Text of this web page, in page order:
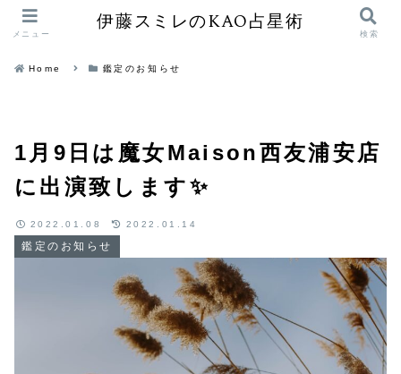
Home 鑑定のお知らせ
1月9日は魔女Maison西友浦安店
に出演致します✨
鑑定のお知らせ
2022.01.08 2022.01.14
メニュー 伊藤スミレのKAO占星術 検索